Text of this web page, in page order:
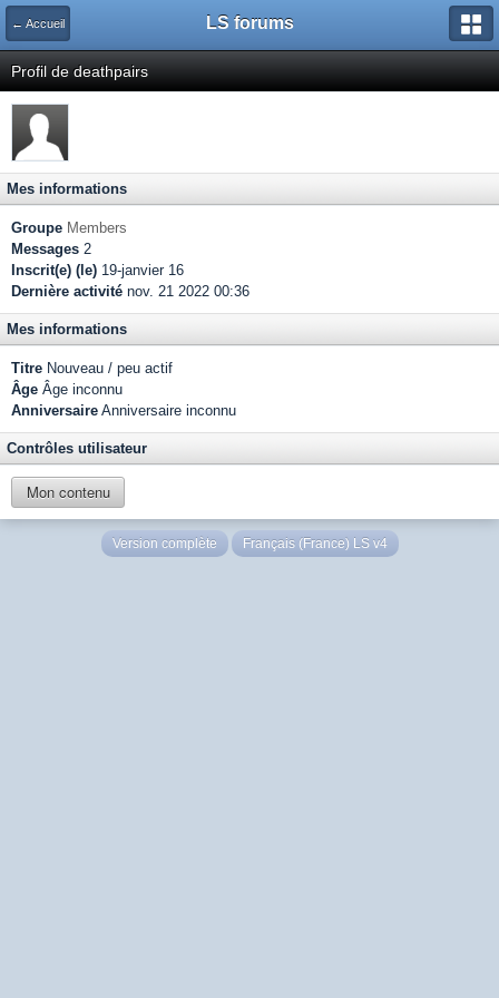
← Accueil LS forums
Profil de deathpairs
Mes informations
Groupe Members
Messages 2
Inscrit(e) (le) 19-janvier 16
Dernière activité nov. 21 2022 00:36
Mes informations
Titre Nouveau / peu actif
Âge Âge inconnu
Anniversaire Anniversaire inconnu
Contrôles utilisateur
Mon contenu
Version complète Français (France) LS v4